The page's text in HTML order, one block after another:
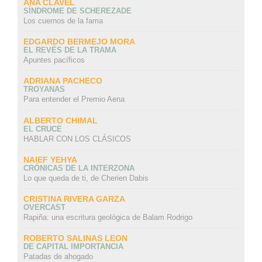
ANA CLAVEL
SÍNDROME DE SCHEREZADE
Los cuernos de la fama
EDGARDO BERMEJO MORA
EL REVÉS DE LA TRAMA
Apuntes pacíficos
ADRIANA PACHECO
TROYANAS
Para entender el Premio Aena
ALBERTO CHIMAL
EL CRUCE
HABLAR CON LOS CLÁSICOS
NAIEF YEHYA
CRÓNICAS DE LA INTERZONA
Lo que queda de ti, de Cherien Dabis
CRISTINA RIVERA GARZA
OVERCAST
Rapiña: una escritura geológica de Balam Rodrigo
ROBERTO SALINAS LEON
DE CAPITAL IMPORTANCIA
Patadas de ahogado